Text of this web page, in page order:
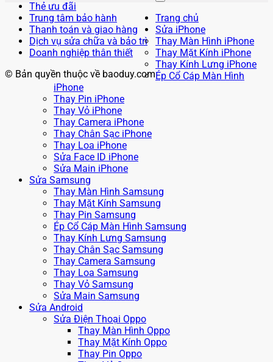
Thẻ ưu đãi
Trung tâm bảo hành
Thanh toán và giao hàng
Dịch vụ sửa chữa và bảo trì
Doanh nghiệp thân thiết
© Bản quyền thuộc về baoduy.com
Trang chủ
Sửa iPhone
Thay Màn Hình iPhone
Thay Mặt Kính iPhone
Thay Kính Lưng iPhone
Ép Cổ Cáp Màn Hình
iPhone
Thay Pin iPhone
Thay Vỏ iPhone
Thay Camera iPhone
Thay Chân Sạc iPhone
Thay Loa iPhone
Sửa Face ID iPhone
Sửa Main iPhone
Sửa Samsung
Thay Màn Hình Samsung
Thay Mặt Kính Samsung
Thay Pin Samsung
Ép Cổ Cáp Màn Hình Samsung
Thay Kính Lưng Samsung
Thay Chân Sạc Samsung
Thay Camera Samsung
Thay Loa Samsung
Thay Vỏ Samsung
Sửa Main Samsung
Sửa Android
Sửa Điện Thoại Oppo
Thay Màn Hình Oppo
Thay Mặt Kính Oppo
Thay Pin Oppo